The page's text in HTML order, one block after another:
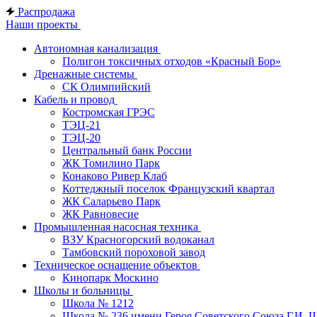
Распродажа
Наши проекты
Автономная канализация
Полигон токсичных отходов «Красный Бор»
Дренажные системы
СК Олимпийский
Кабель и провод
Костромская ГРЭС
ТЭЦ-21
ТЭЦ-20
Центральный банк России
ЖК Томилино Парк
Конаково Ривер Клаб
Коттеджный поселок Французский квартал
ЖК Саларьево Парк
ЖК Равновесие
Промышленная насосная техника
ВЗУ Красногорский водоканал
Тамбовский пороховой завод
Техническое оснащение объектов
Кинопарк Москино
Школы и больницы
Школа № 1212